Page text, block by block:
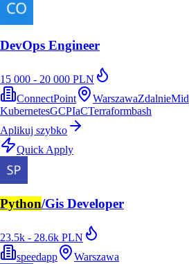
DevOps Engineer
15 000 - 20 000 PLN
ConnectPoint
WarszawaZdalnieMid
KubernetesGCPIaCTerraformbash
Aplikuj szybko
Quick Apply
Python/Gis Developer
23.5k - 28.6k PLN
speedapp
Warszawa